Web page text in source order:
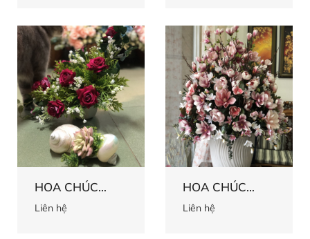
HOA CHÚC
MỪNG 60
Liên hệ
HOA CHÚC
MỪNG 59
Liên hệ